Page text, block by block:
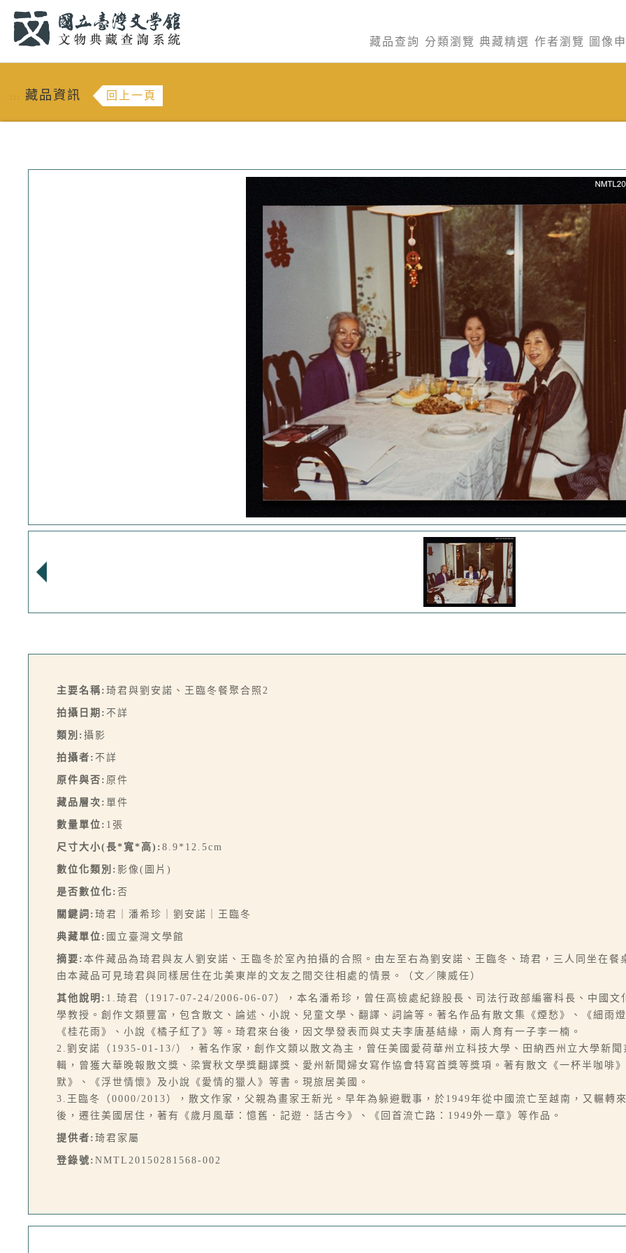
藏品查詢 分類瀏覽 典藏精選 作者瀏覽 圖像
::: 藏品資訊 回上一頁
主要名稱: 琦君與劉安諾、王臨冬餐聚合照2
拍攝日期: 不詳
類別: 攝影
拍攝者: 不詳
原件與否: 原件
藏品層次: 單件
數量單位: 1張
尺寸大小(長*寬*高): 8.9*12.5cm
數位化類別: 影像(圖片)
是否數位化: 否
關鍵詞: 琦君｜潘希珍｜劉安諾｜王臨冬
典藏單位: 國立臺灣文學館
摘要: 本件藏品為琦君與友人劉安諾、王臨冬於室內拍攝的合照。由左至右為劉安諾、王臨冬、琦君，三人同坐在
由本藏品可見琦君與同樣居住在北美東岸的文友之間交往相處的情景。（文／陳威任）
其他說明: 1.琦君（1917-07-24/2006-06-07），本名潘希珍，曾任高檢處紀錄股長、司法行政部編審科長、中國文
學教授。創作文類豐富，包含散文、論述、小說、兒童文學、翻譯、詞論等。著名作品有散文集《煙愁》、《細雨
《桂花雨》、小說《橘子紅了》等。琦君來台後，因文學發表而與丈夫李唐基結緣，兩人育有一子李一楠。
2.劉安諾（1935-01-13/），著名作家，創作文類以散文為主，曾任美國愛荷華州立科技大學、田納西州立大學新
輯，曾獲大華晚報散文獎、梁實秋文學獎翻譯獎、愛州新聞婦女寫作協會特寫首獎等獎項。著有散文《一杯半咖啡
默》、《浮世情懷》及小說《愛情的獵人》等書。現旅居美國。
3.王臨冬（0000/2013），散文作家，父親為畫家王新光。早年為躲避戰事，於1949年從中國流亡至越南，又輾轉
後，遷往美國居住，著有《歲月風華：憶舊．記遊．話古今》、《回首流亡路：1949外一章》等作品。
提供者: 琦君家屬
登錄號: NMTL20150281568-002